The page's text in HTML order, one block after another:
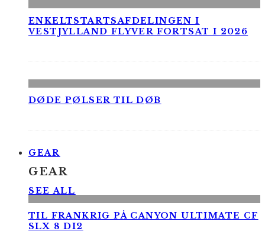
ENKELTSTARTSAFDELINGEN I
VESTJYLLAND FLYVER FORTSAT I 2026
DØDE PØLSER TIL DØB
GEAR
GEAR
SEE ALL
TIL FRANKRIG PÅ CANYON ULTIMATE CF
SLX 8 DI2